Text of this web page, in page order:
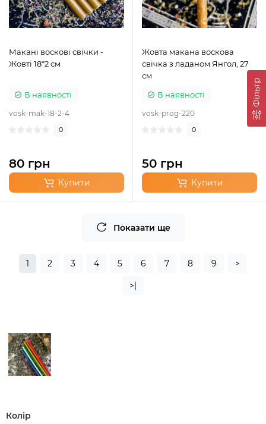
Фільтр
Макані воскові свічки -
Жовті 18*2 см
В наявності
vosk-mak-18-2-4
0
80 грн
Купити
Жовта макана воскова
свічка з ладаном Янгол, 27
см
В наявності
vosk-prog-220
0
50 грн
Купити
Показати ще
1 2 3 4 5 6 7 8 9 >
>|
Колір